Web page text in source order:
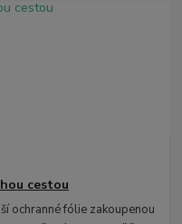
cestou
ochranné fólie zakoupenou